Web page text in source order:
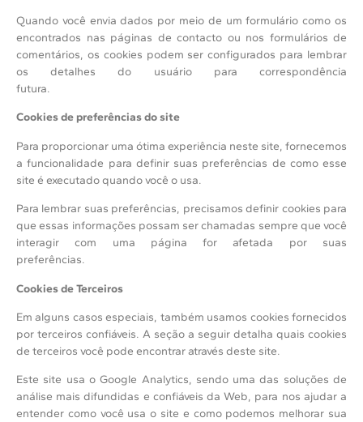
Quando você envia dados por meio de um formulário como os
encontrados nas páginas de contacto ou nos formulários de
comentários, os cookies podem ser configurados para lembrar
os detalhes do usuário para correspondência
futura.
Cookies de preferências do site
Para proporcionar uma ótima experiência neste site, fornecemos
a funcionalidade para definir suas preferências de como esse
site é executado quando você o usa.
Para lembrar suas preferências, precisamos definir cookies para
que essas informações possam ser chamadas sempre que você
interagir com uma página for afetada por suas
preferências.
Cookies de Terceiros
Em alguns casos especiais, também usamos cookies fornecidos
por terceiros confiáveis. A seção a seguir detalha quais cookies
de terceiros você pode encontrar através deste site.
Este site usa o Google Analytics, sendo uma das soluções de
análise mais difundidas e confiáveis da Web, para nos ajudar a
entender como você usa o site e como podemos melhorar sua